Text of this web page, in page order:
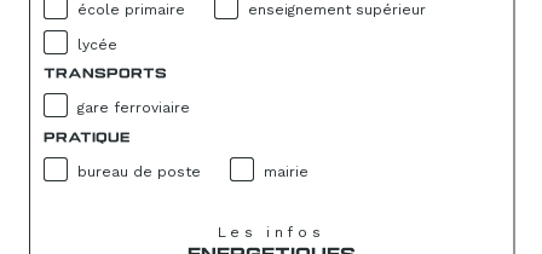
école primaire enseignement supérieur
lycée
TRANSPORTS
gare ferroviaire
PRATIQUE
bureau de poste mairie
Les infos